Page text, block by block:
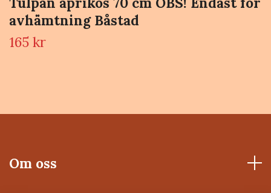
avhämtning Båstad
165 kr
Om oss